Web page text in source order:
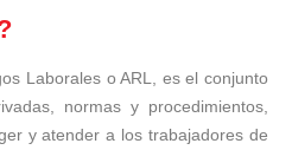
Laborales o ARL, es el conjunto
normas y procedimientos,
y atender a los trabajadores de